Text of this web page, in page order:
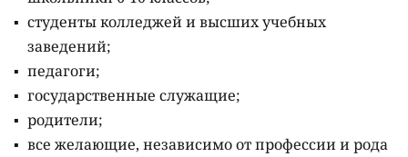
студенты колледжей и высших учебных
заведений;
педагоги;
государственные служащие;
родители;
все желающие, независимо от профессии и рода